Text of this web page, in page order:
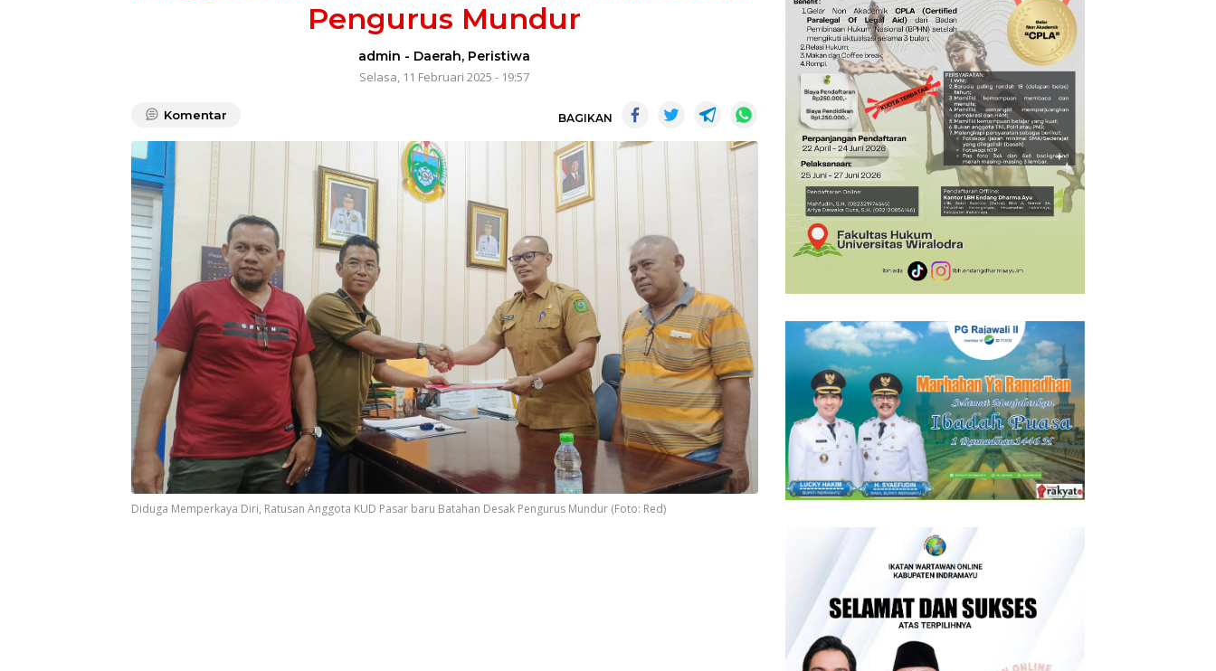
Pengurus Mundur
admin - Daerah, Peristiwa
Selasa, 11 Februari 2025 - 19:57
Komentar BAGIKAN
Diduga Memperkaya Diri, Ratusan Anggota KUD Pasar baru Batahan Desak Pengurus Mundur (Foto: Red)